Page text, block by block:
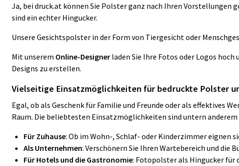
Ja, bei druck.at können Sie Polster ganz nach Ihren Vorstellungen
sind ein echter Hingucker.
Unsere Gesichtspolster in der Form von Tiergesicht oder
Mit unserem Online-Designer laden Sie Ihre Fotos oder Logos
Designs zu erstellen.
Vielseitige Einsatzmöglichkeiten für bedruckte Polster
Egal, ob als Geschenk für Familie und Freunde oder als effektives
Raum. Die beliebtesten Einsatzmöglichkeiten sind untern
Für Zuhause: Ob im Wohn-, Schlaf- oder Kinderzimmer eignen
Als Unternehmen: Verschönern Sie Ihren Wartebereich und die
Für Hotels und die Gastronomie: Fotopolster als Hingucker für